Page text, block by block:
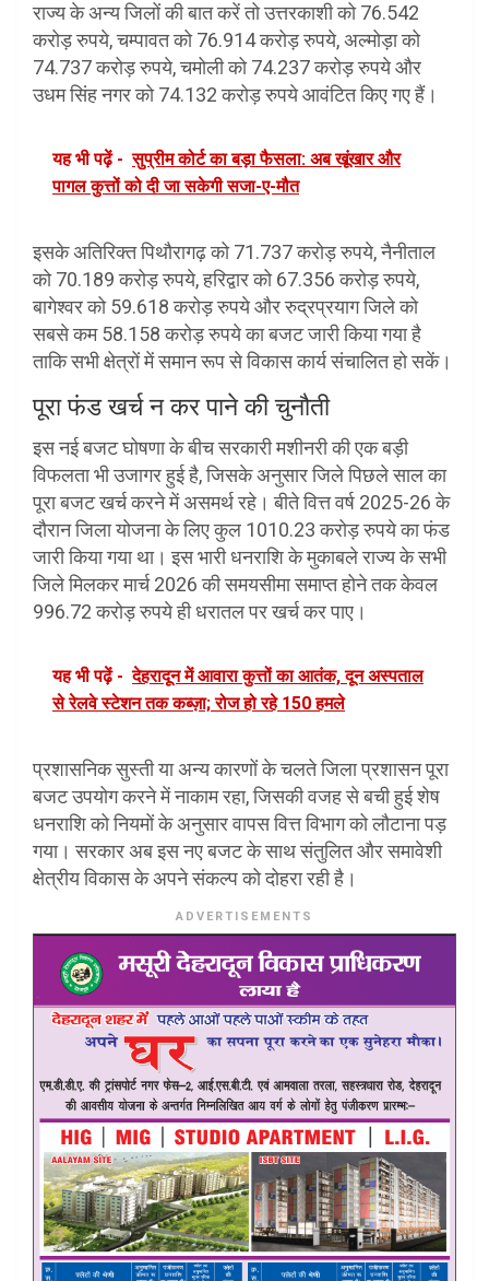
राज्य के अन्य जिलों की बात करें तो उत्तरकाशी को 76.542
करोड़ रुपये, चम्पावत को 76.914 करोड़ रुपये, अल्मोड़ा को
74.737 करोड़ रुपये, चमोली को 74.237 करोड़ रुपये और
उधम सिंह नगर को 74.132 करोड़ रुपये आवंटित किए गए हैं।
यह भी पढ़ें - सुप्रीम कोर्ट का बड़ा फैसला: अब खूंखार और
पागल कुत्तों को दी जा सकेगी सजा-ए-मौत
इसके अतिरिक्त पिथौरागढ़ को 71.737 करोड़ रुपये, नैनीताल
को 70.189 करोड़ रुपये, हरिद्वार को 67.356 करोड़ रुपये,
बागेश्वर को 59.618 करोड़ रुपये और रुद्रप्रयाग जिले को
सबसे कम 58.158 करोड़ रुपये का बजट जारी किया गया है
ताकि सभी क्षेत्रों में समान रूप से विकास कार्य संचालित हो सकें।
पूरा फंड खर्च न कर पाने की चुनौती
इस नई बजट घोषणा के बीच सरकारी मशीनरी की एक बड़ी
विफलता भी उजागर हुई है, जिसके अनुसार जिले पिछले साल का
पूरा बजट खर्च करने में असमर्थ रहे। बीते वित्त वर्ष 2025-26 के
दौरान जिला योजना के लिए कुल 1010.23 करोड़ रुपये का फंड
जारी किया गया था। इस भारी धनराशि के मुकाबले राज्य के सभी
जिले मिलकर मार्च 2026 की समयसीमा समाप्त होने तक केवल
996.72 करोड़ रुपये ही धरातल पर खर्च कर पाए।
यह भी पढ़ें - देहरादून में आवारा कुत्तों का आतंक, दून अस्पताल
से रेलवे स्टेशन तक कब्ज़ा; रोज हो रहे 150 हमले
प्रशासनिक सुस्ती या अन्य कारणों के चलते जिला प्रशासन पूरा
बजट उपयोग करने में नाकाम रहा, जिसकी वजह से बची हुई शेष
धनराशि को नियमों के अनुसार वापस वित्त विभाग को लौटाना पड़
गया। सरकार अब इस नए बजट के साथ संतुलित और समावेशी
क्षेत्रीय विकास के अपने संकल्प को दोहरा रही है।
ADVERTISEMENTS